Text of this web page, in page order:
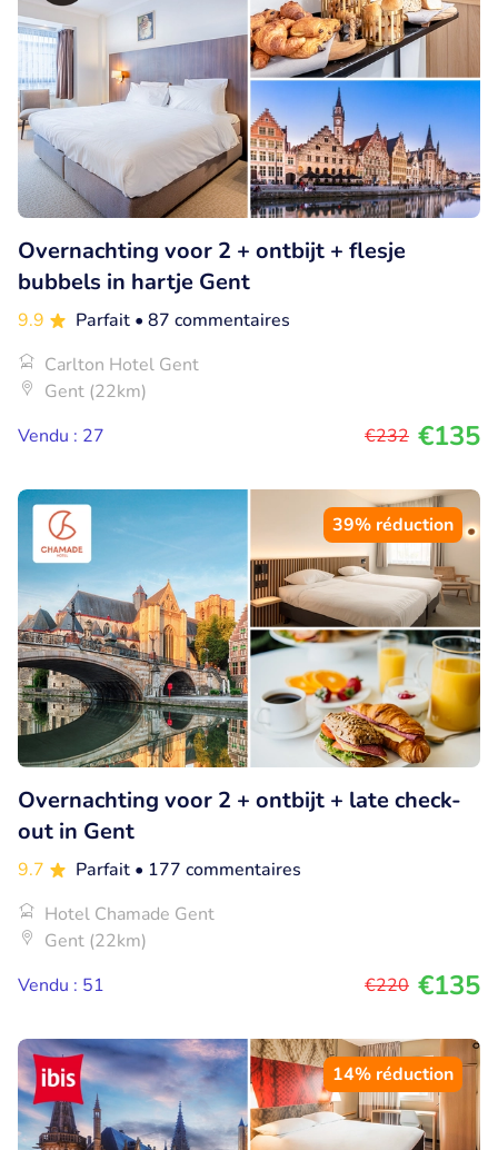
Overnachting voor 2 + ontbijt + flesje
bubbels in hartje Gent
9.9 Parfait • 87 commentaires
Carlton Hotel Gent
Gent (22km)
Vendu : 27
€232 €135
39% réduction
Overnachting voor 2 + ontbijt + late check-
out in Gent
9.7 Parfait • 177 commentaires
Hotel Chamade Gent
Gent (22km)
Vendu : 51
€220 €135
14% réduction